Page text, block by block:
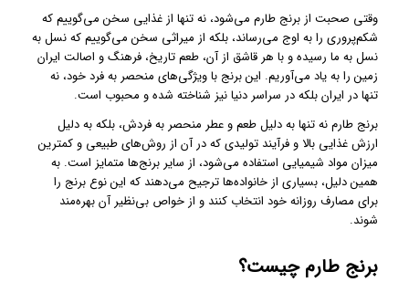
وقتی صحبت از برنج طارم می‌شود، نه تنها از غذایی سخن می‌گوییم که
شکم‌پروری را به اوج می‌رساند، بلکه از میراثی سخن می‌گوییم که نسل به
نسل به ما رسیده و با هر قاشق از آن، طعم تاریخ، فرهنگ و اصالت ایران
زمین را به یاد می‌آوریم. این برنج با ویژگی‌های منحصر به فرد خود، نه
تنها در ایران بلکه در سراسر دنیا نیز شناخته شده و محبوب است.
برنج طارم نه تنها به دلیل طعم و عطر منحصر به فردش، بلکه به دلیل
ارزش غذایی بالا و فرآیند تولیدی که در آن از روش‌های طبیعی و کمترین
میزان مواد شیمیایی استفاده می‌شود، از سایر برنج‌ها متمایز است. به
همین دلیل، بسیاری از خانواده‌ها ترجیح می‌دهند که این نوع برنج را
برای مصارف روزانه خود انتخاب کنند و از خواص بی‌نظیر آن بهره‌مند
شوند.
برنج طارم چیست؟